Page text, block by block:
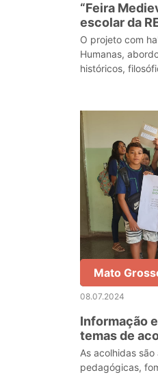
“Feira
escolar da
O projeto com
Humanas,
históricos,
Mato
08.07.2024
Informação
temas de
de Corumbá
As acolhidas
pedagógicas,